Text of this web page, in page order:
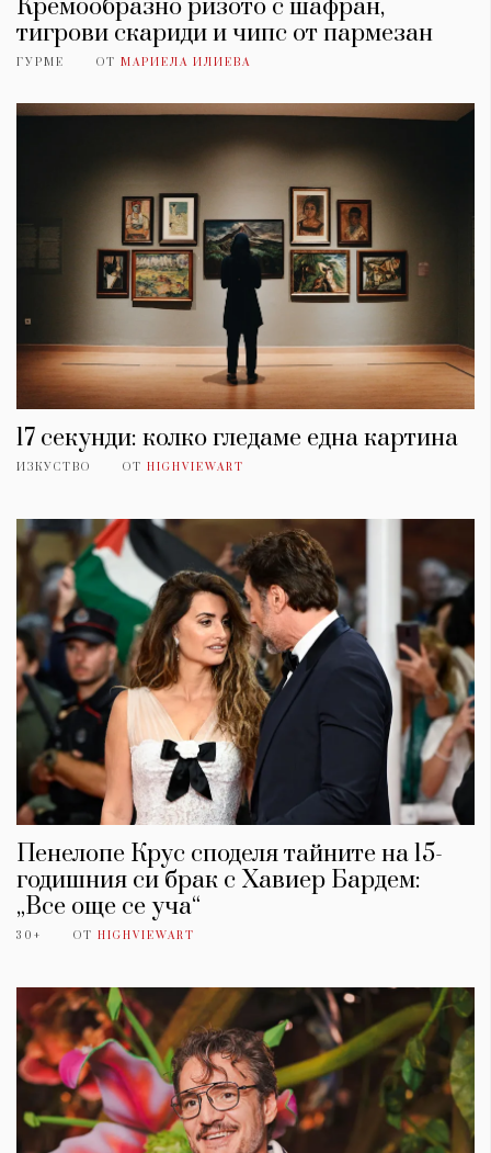
Кремообразно ризото с шафран,
тигрови скариди и чипс от пармезан
ГУРМЕ ОТ МАРИЕЛА ИЛИЕВА
17 секунди: колко гледаме една картина
ИЗКУСТВО ОТ HIGHVIEWART
Пенелопе Крус споделя тайните на 15-
годишния си брак с Хавиер Бардем:
„Все още се уча“
30+ ОТ HIGHVIEWART